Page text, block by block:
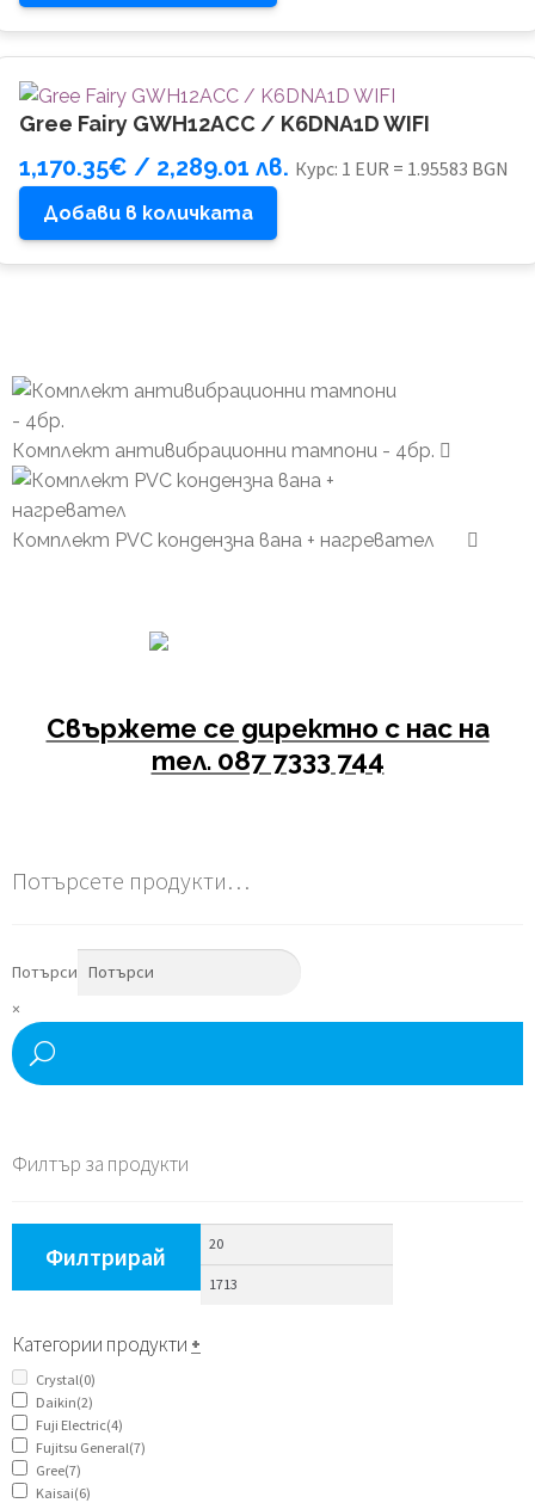
Gree Fairy GWH12ACC / K6DNA1D WIFI
1,170.35€ / 2,289.01 лв. Курс: 1 EUR = 1.95583 BGN
Добави в количката
Комплект антивибрационни тампони - 4бр.
Комплект PVC кондензна вана + нагревател
Свържете се директно с нас на
тел. 087 7333 744
Потърсете продукти…
Потърси
×
Филтър за продукти
Филтрирай
Категории продукти +
Crystal(0)
Daikin(2)
Fuji Electric(4)
Fujitsu General(7)
Gree(7)
Kaisai(6)